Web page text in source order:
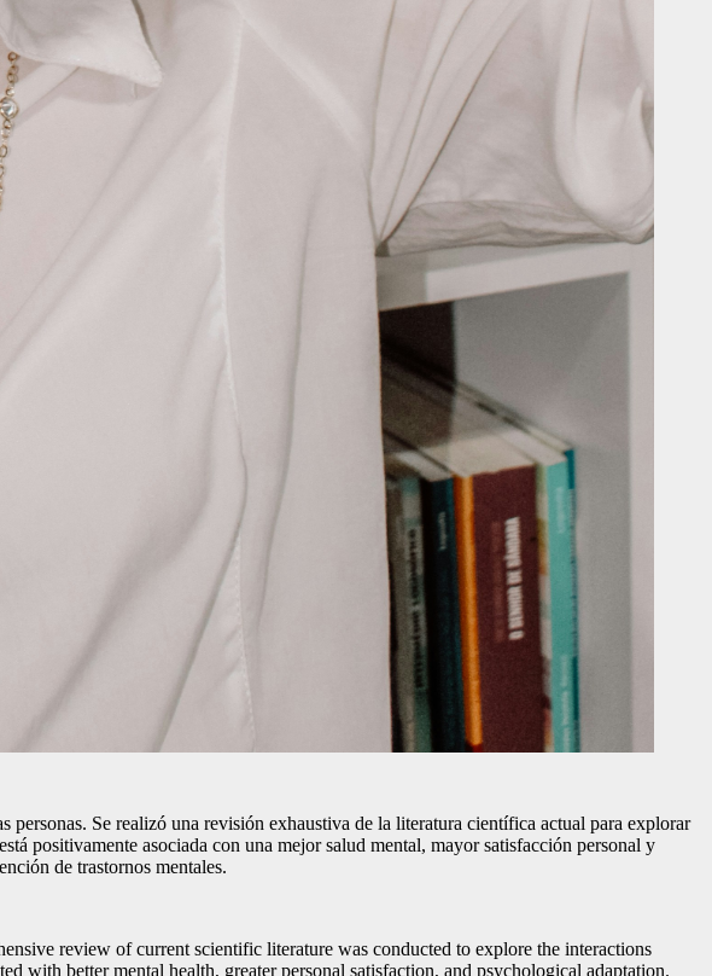
Se realizó una revisión exhaustiva de la literatura científica actual para explorar
positivamente asociada con una mejor salud mental, mayor satisfacción personal y
de trastornos mentales.
review of current scientific literature was conducted to explore the interactions
with better mental health, greater personal satisfaction, and psychological adaptation.